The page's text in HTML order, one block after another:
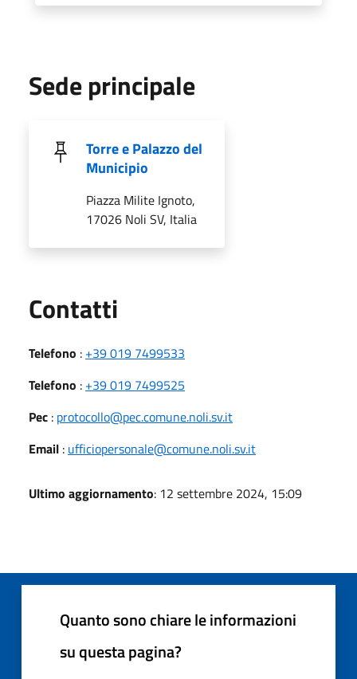
Sede principale
Torre e Palazzo del
Municipio
Piazza Milite Ignoto,
17026 Noli SV, Italia
Contatti
Telefono : +39 019 7499533
Telefono : +39 019 7499525
Pec : protocollo@pec.comune.noli.sv.it
Email : ufficiopersonale@comune.noli.sv.it
Ultimo aggiornamento: 12 settembre 2024, 15:09
Quanto sono chiare le informazioni
su questa pagina?